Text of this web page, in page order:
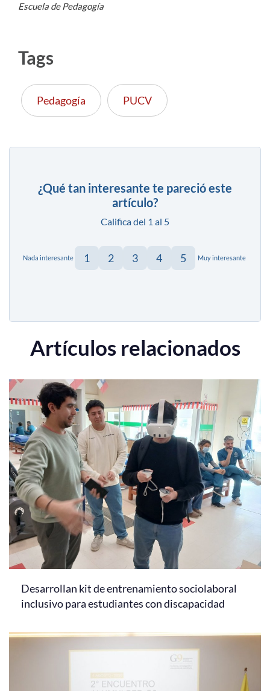
Escuela de Pedagogía
Tags
Pedagogía PUCV
¿Qué tan interesante te pareció este
artículo?
Califica del 1 al 5
Nada interesante 1 2 3 4 5 Muy interesante
Artículos relacionados
Desarrollan kit de entrenamiento sociolaboral
inclusivo para estudiantes con discapacidad